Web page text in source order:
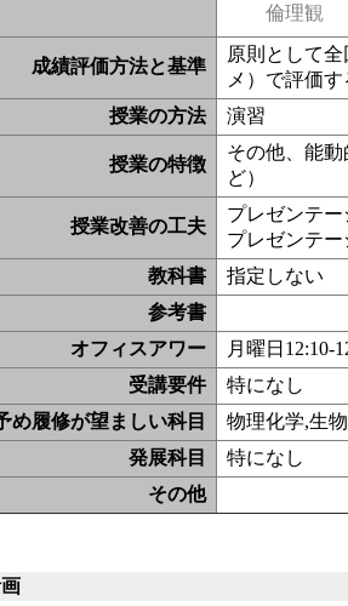
倫理観
成績評価方法と基準
原則として
メ）で評価
授業の方法
演習
授業の特徴
その他、能
ど）
授業改善の工夫
プレゼンテ
プレゼンテ
教科書
指定しない
参考書
オフィスアワー
月曜日
受講要件
特になし
め履修が望ましい科目
物理化学,生
発展科目
特になし
その他